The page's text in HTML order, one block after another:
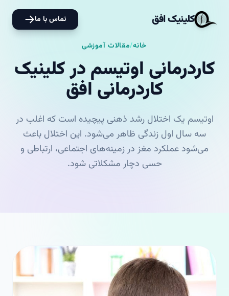
کلینیک افق تماس با ما
خانه/مقالات آموزشی
کاردرمانی اوتیسم در کلینیک
کاردرمانی افق
اوتیسم یک اختلال رشد ذهنی پیچیده است که اغلب در
سه سال اول زندگی ظاهر می‌شود. این اختلال باعث
می‌شود عملکرد مغز در زمینه‌های اجتماعی، ارتباطی و
حسی دچار مشکلاتی شود.